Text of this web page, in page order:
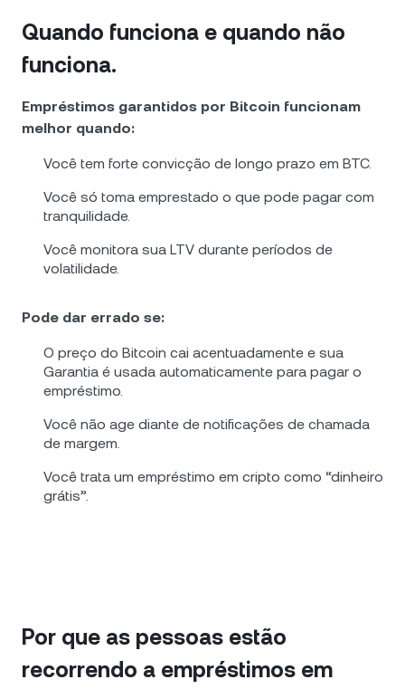
Quando funciona e quando não
funciona.
Empréstimos garantidos por Bitcoin funcionam
melhor quando:
Você tem forte convicção de longo prazo em BTC.
Você só toma emprestado o que pode pagar com
tranquilidade.
Você monitora sua LTV durante períodos de
volatilidade.
Pode dar errado se:
O preço do Bitcoin cai acentuadamente e sua
Garantia é usada automaticamente para pagar o
empréstimo.
Você não age diante de notificações de chamada
de margem.
Você trata um empréstimo em cripto como “dinheiro
grátis”.
Por que as pessoas estão
recorrendo a empréstimos em